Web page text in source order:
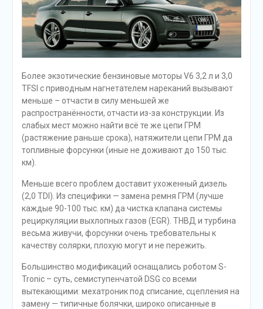
Более экзотические бензиновые моторы V6 3,2 л и 3,0
TFSI с приводным нагнетателем нареканий вызывают
меньше – отчасти в силу меньшей же
распространённости, отчасти из-за конструкции. Из
слабых мест можно найти всё те же цепи ГРМ
(растяжение раньше срока), натяжители цепи ГРМ да
топливные форсунки (иные не доживают до 150 тыс.
км).
Меньше всего проблем доставит ухоженный дизель
(2,0 TDI). Из специфики — замена ремня ГРМ (лучше
каждые 90-100 тыс. км) да чистка клапана системы
рециркуляции выхлопных газов (EGR). ТНВД и турбина
весьма живучи, форсунки очень требовательны к
качеству солярки, плохую могут и не пережить.
Большинство модификаций оснащались роботом S-
Tronic – суть, семиступенчатой DSG со всеми
вытекающими: мехатроник под списание, сцепления на
замену — типичные болячки, широко описанные в